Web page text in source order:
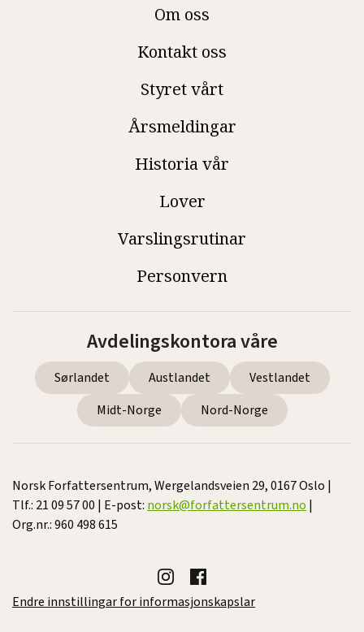
Om oss
Kontakt oss
Styret vårt
Årsmeldingar
Historia vår
Lover
Varslingsrutinar
Personvern
Avdelingskontora våre
Sørlandet Austlandet
Vestlandet
Midt-Norge
Nord-Norge
Norsk Forfattersentrum, Wergelandsveien 29, 0167 Oslo |
Tlf.: 21 09 57 00 | E-post: norsk@forfattersentrum.no |
Org.nr.: 960 498 615
Endre innstillingar for informasjonskapslar